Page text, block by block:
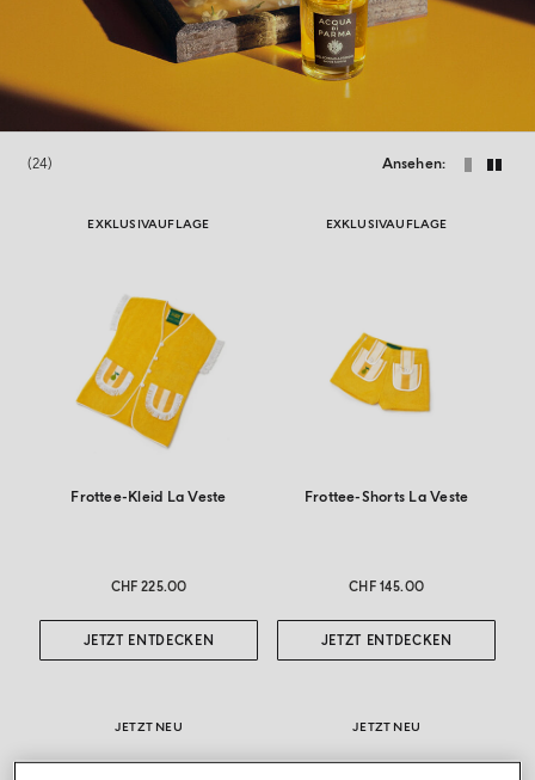
24 Ansehen
EXKLUSIVAUFLAGE
Frottee-Kleid La Veste
CHF 225.00
JETZT ENTDECKEN
EXKLUSIVAUFLAGE
Frottee-Shorts La Veste
CHF 145.00
JETZT ENTDECKEN
JETZT NEU JETZT NEU